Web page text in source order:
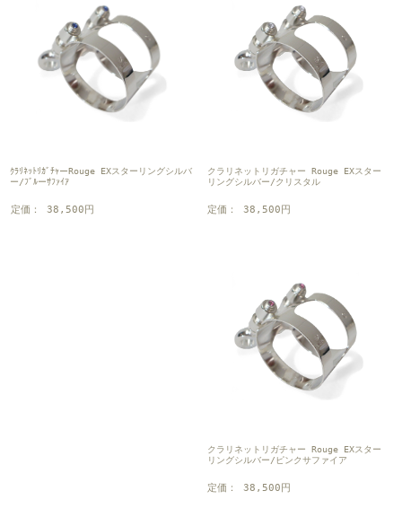
ｸﾗﾘﾈｯﾄﾘｶﾞﾁｬーRouge EXスターリングシルバ
ー/ﾌﾞﾙーｻﾌｧｲｱ
定価： 38,500円
クラリネットリガチャー Rouge EXスター
リングシルバー/クリスタル
定価： 38,500円
クラリネットリガチャー Rouge EXスター
リングシルバー/ピンクサファイア
定価： 38,500円